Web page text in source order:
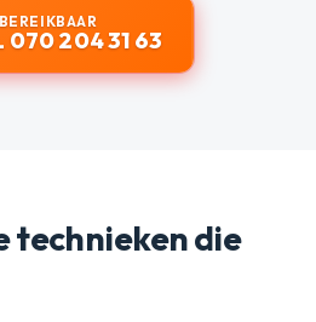
070 204 31 63
technieken die